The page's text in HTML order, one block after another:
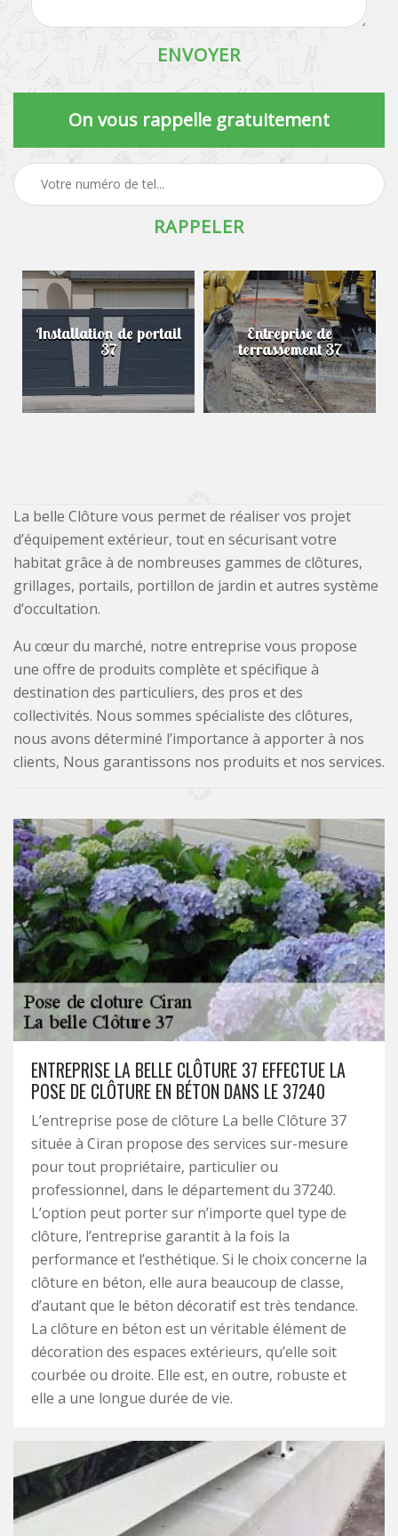
On vous rappelle gratuitement
Installation de portail
37
Entreprise de
terrassement 37
La belle Clôture vous permet de réaliser vos projet
d’équipement extérieur, tout en sécurisant votre
habitat grâce à de nombreuses gammes de clôtures,
grillages, portails, portillon de jardin et autres système
d’occultation.
Au cœur du marché, notre entreprise vous propose
une offre de produits complète et spécifique à
destination des particuliers, des pros et des
collectivités. Nous sommes spécialiste des clôtures,
nous avons déterminé l’importance à apporter à nos
clients, Nous garantissons nos produits et nos services.
ENTREPRISE LA BELLE CLÔTURE 37 EFFECTUE LA
POSE DE CLÔTURE EN BÉTON DANS LE 37240
L’entreprise pose de clôture La belle Clôture 37
située à Ciran propose des services sur-mesure
pour tout propriétaire, particulier ou
professionnel, dans le département du 37240.
L’option peut porter sur n’importe quel type de
clôture, l’entreprise garantit à la fois la
performance et l’esthétique. Si le choix concerne la
clôture en béton, elle aura beaucoup de classe,
d’autant que le béton décoratif est très tendance.
La clôture en béton est un véritable élément de
décoration des espaces extérieurs, qu’elle soit
courbée ou droite. Elle est, en outre, robuste et
elle a une longue durée de vie.